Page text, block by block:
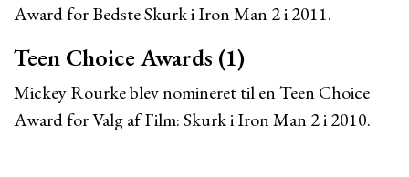
Award for Bedste Skurk i Iron Man 2 i 2011.
Teen Choice Awards (1)
Mickey Rourke blev nomineret til en Teen Choice
Award for Valg af Film: Skurk i Iron Man 2 i 2010.